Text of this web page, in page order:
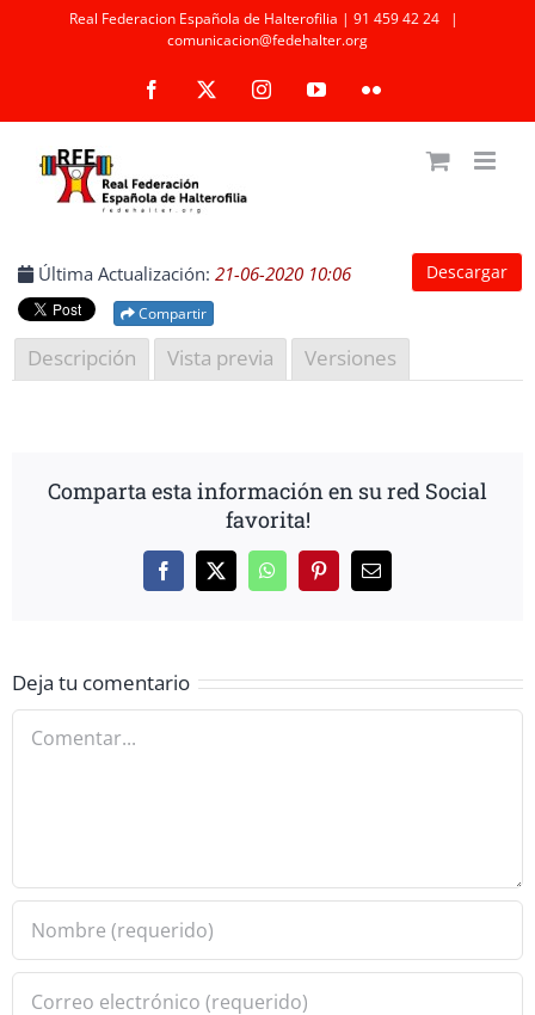
Real Federacion Española de Halterofilia | 91 459 42 24
|
comunicacion@fedehalter.org
Facebook InstagramYouTubeFlickr
Descargar
Última Actualización: 21-06-2020 10:06
Compartir
Descripción Vista previa Versiones
Comparta esta información en su red Social
favorita!
Facebook
X WhatsAppPinterestCorreo
Deja tu comentario
Comentar